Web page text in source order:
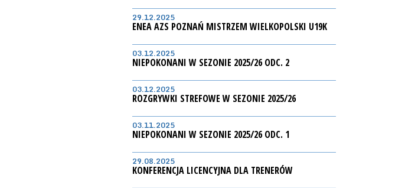
29.12.2025
ENEA AZS POZNAŃ MISTRZEM WIELKOPOLSKI U19K
03.12.2025
NIEPOKONANI W SEZONIE 2025/26 ODC. 2
03.12.2025
ROZGRYWKI STREFOWE W SEZONIE 2025/26
03.11.2025
NIEPOKONANI W SEZONIE 2025/26 ODC. 1
29.08.2025
KONFERENCJA LICENCYJNA DLA TRENERÓW